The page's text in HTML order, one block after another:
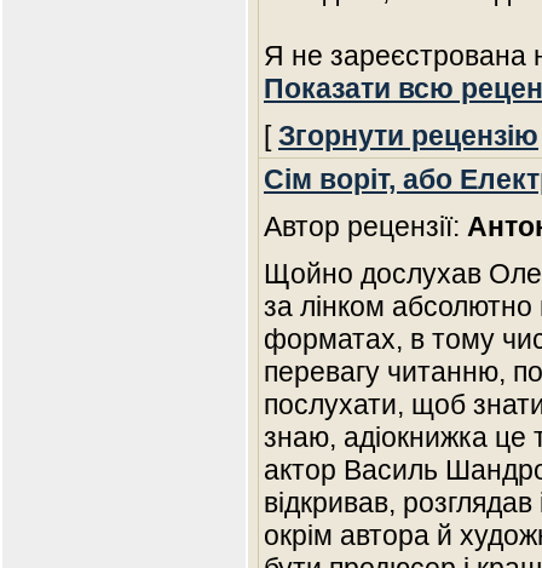
Я не зареєстрована
Показати всю
[Згорнути рецензію
Сім воріт, або
Автор рецензії:
Щойно дослухав
за лінком абсолютно
форматах, в тому
перевагу читанню,
послухати, щоб
знаю, адіокнижка це
актор Василь
відкривав,
окрім автора й